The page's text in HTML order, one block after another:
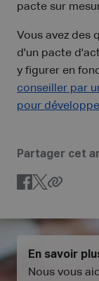
pacte sur
Vous avez des
d'un pacte
y figurer en
conseiller par
pour
Partager cet
En savoir
Nous vous